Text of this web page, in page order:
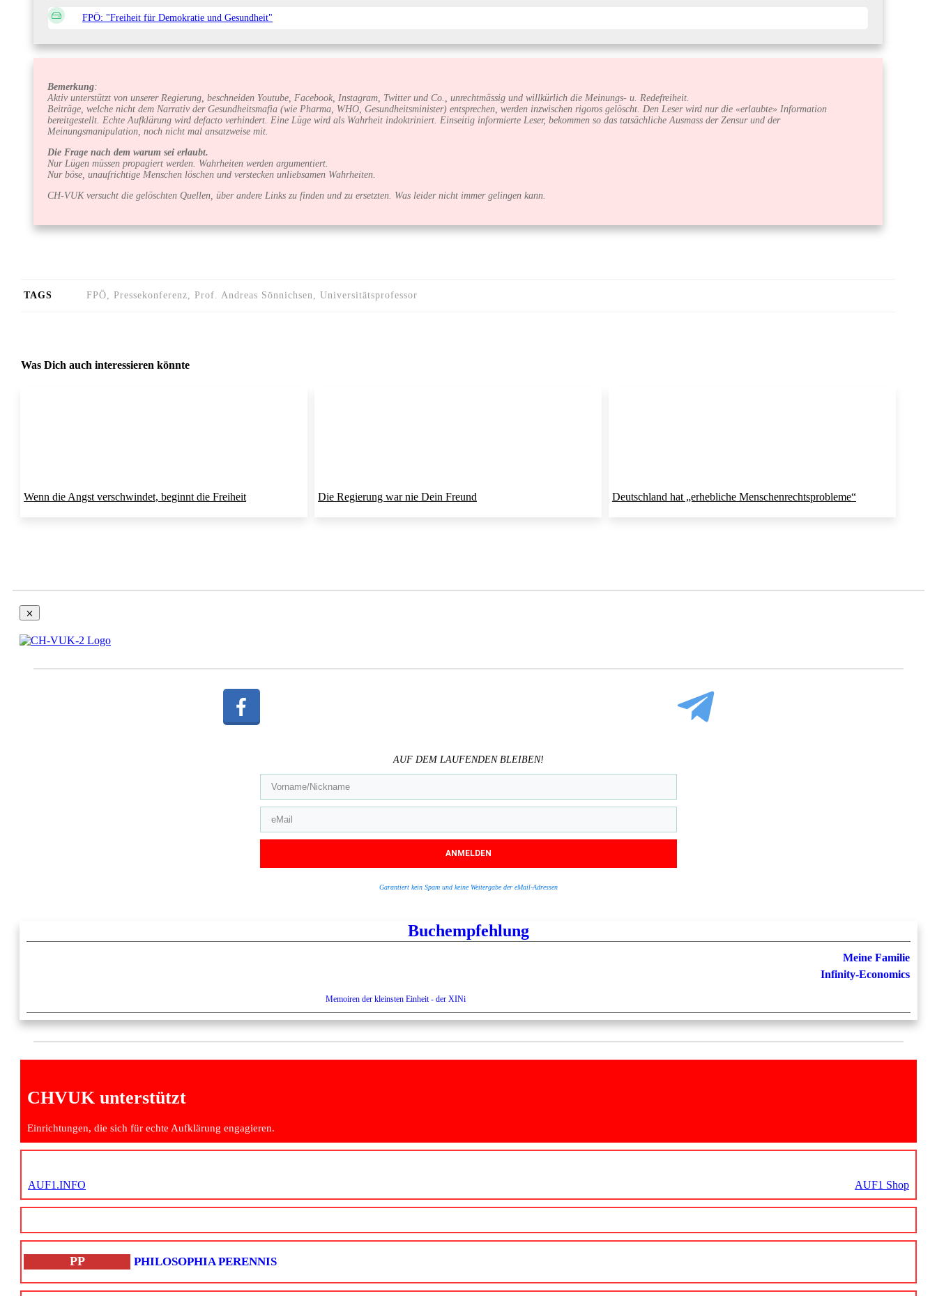
FPÖ: "Freiheit für Demokratie und Gesundheit"
Bemerkung:
Aktiv unterstützt von unserer Regierung, beschneiden Youtube, Facebook, Instagram, Twitter und Co., unrechtmässig und willkürlich die Meinungs- u. Redefreiheit.
Beiträge, welche nicht dem Narrativ der Gesundheitsmafia (wie Pharma, WHO, Gesundheitsminister) entsprechen, werden inzwischen rigoros gelöscht. Den Leser wird nur die «erlaubte» Information
bereitgestellt. Echte Aufklärung wird defacto verhindert. Eine Lüge wird als Wahrheit indoktriniert. Einseitig informierte Leser, bekommen so das tatsächliche Ausmass der Zensur und der
Meinungsmanipulation, noch nicht mal ansatzweise mit.
Die Frage nach dem warum sei erlaubt.
Nur Lügen müssen propagiert werden. Wahrheiten werden argumentiert.
Nur böse, unaufrichtige Menschen löschen und verstecken unliebsamen Wahrheiten.
CH-VUK versucht die gelöschten Quellen, über andere Links zu finden und zu ersetzten. Was leider nicht immer gelingen kann.
TAGS FPÖ, Pressekonferenz, Prof. Andreas Sönnichsen, Universitätsprofessor
Was Dich auch interessieren könnte
Wenn die Angst verschwindet, beginnt die Freiheit Die Regierung war nie Dein Freund Deutschland hat „erhebliche Menschenrechtsprobleme“
AUF DEM LAUFENDEN BLEIBEN!
ANMELDEN
Garantiert kein Spam und keine Weitergabe der eMail-Adressen
Buchempfehlung
Meine Familie
Infinity-Economics
Memoiren der kleinsten Einheit - der XINi
CHVUK unterstützt
Einrichtungen, die sich für echte Aufklärung engagieren.
AUF1.INFO AUF1 Shop
PP PHILOSOPHIA PERENNIS